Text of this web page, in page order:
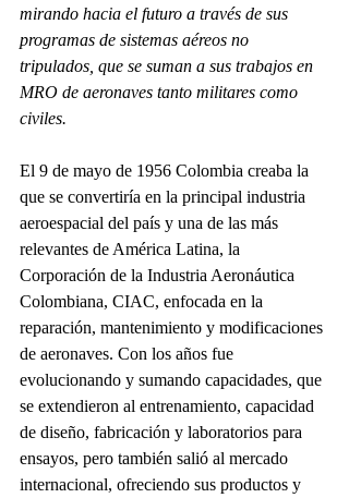
mirando hacia el futuro a través de sus
programas de sistemas aéreos no
tripulados, que se suman a sus trabajos en
MRO de aeronaves tanto militares como
civiles.
El 9 de mayo de 1956 Colombia creaba la
que se convertiría en la principal industria
aeroespacial del país y una de las más
relevantes de América Latina, la
Corporación de la Industria Aeronáutica
Colombiana, CIAC, enfocada en la
reparación, mantenimiento y modificaciones
de aeronaves. Con los años fue
evolucionando y sumando capacidades, que
se extendieron al entrenamiento, capacidad
de diseño, fabricación y laboratorios para
ensayos, pero también salió al mercado
internacional, ofreciendo sus productos y